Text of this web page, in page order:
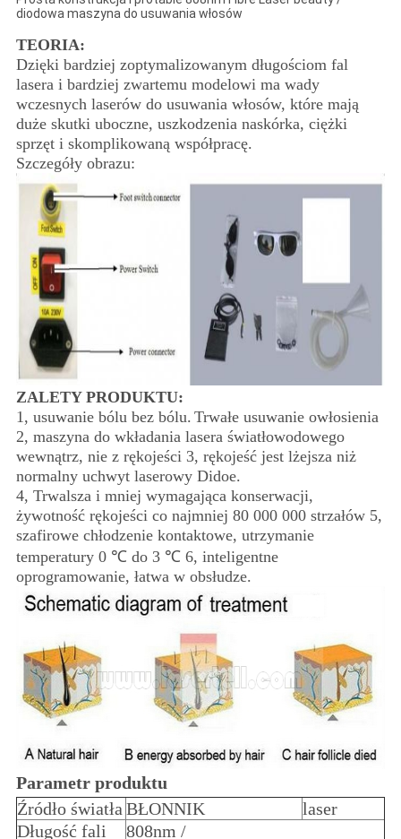
diodowa maszyna do usuwania włosów
TEORIA:
Dzięki bardziej zoptymalizowanym długościom fal
lasera i bardziej zwartemu modelowi ma wady
wczesnych laserów do usuwania włosów, które mają
duże skutki uboczne, uszkodzenia naskórka, ciężki
sprzęt i skomplikowaną współpracę.
Szczegóły obrazu:
ZALETY PRODUKTU:
1, usuwanie bólu bez bólu. Trwałe usuwanie owłosienia
2, maszyna do wkładania lasera światłowodowego
wewnątrz, nie z rękojeści 3, rękojeść jest lżejsza niż
normalny uchwyt laserowy Didoe.
4, Trwalsza i mniej wymagająca konserwacji,
żywotność rękojeści co najmniej 80 000 000 strzałów 5,
szafirowe chłodzenie kontaktowe, utrzymanie
temperatury 0 ℃ do 3 ℃ 6, inteligentne
oprogramowanie, łatwa w obsłudze.
Parametr produktu
Źródło światłaBŁONNIK
laser
Długość fali
808nm /